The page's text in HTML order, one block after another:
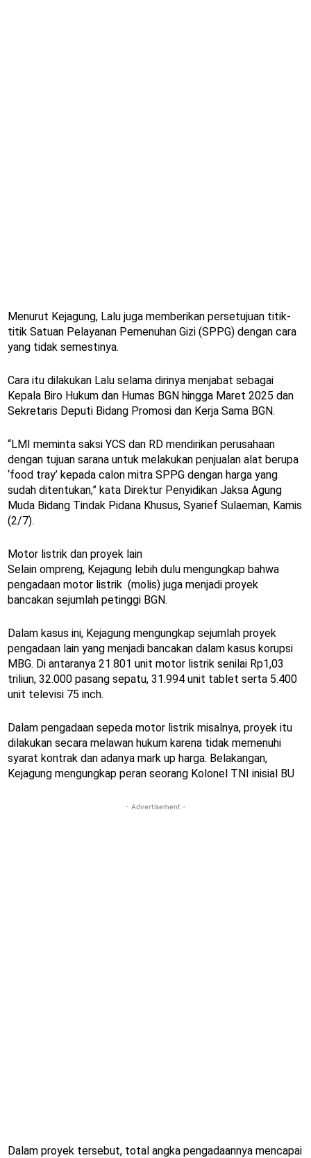
Menurut Kejagung, Lalu juga memberikan persetujuan titik-
titik Satuan Pelayanan Pemenuhan Gizi (SPPG) dengan cara
yang tidak semestinya.
Cara itu dilakukan Lalu selama dirinya menjabat sebagai
Kepala Biro Hukum dan Humas BGN hingga Maret 2025 dan
Sekretaris Deputi Bidang Promosi dan Kerja Sama BGN.
“LMI meminta saksi YCS dan RD mendirikan perusahaan
dengan tujuan sarana untuk melakukan penjualan alat berupa
‘food tray’ kepada calon mitra SPPG dengan harga yang
sudah ditentukan,” kata Direktur Penyidikan Jaksa Agung
Muda Bidang Tindak Pidana Khusus, Syarief Sulaeman, Kamis
(2/7).
Motor listrik dan proyek lain
Selain ompreng, Kejagung lebih dulu mengungkap bahwa
pengadaan motor listrik (molis) juga menjadi proyek
bancakan sejumlah petinggi BGN.
Dalam kasus ini, Kejagung mengungkap sejumlah proyek
pengadaan lain yang menjadi bancakan dalam kasus korupsi
MBG. Di antaranya 21.801 unit motor listrik senilai Rp1,03
triliun, 32.000 pasang sepatu, 31.994 unit tablet serta 5.400
unit televisi 75 inch.
Dalam pengadaan sepeda motor listrik misalnya, proyek itu
dilakukan secara melawan hukum karena tidak memenuhi
syarat kontrak dan adanya mark up harga. Belakangan,
Kejagung mengungkap peran seorang Kolonel TNI inisial BU
- Advertisement -
Dalam proyek tersebut, total angka pengadaannya mencapai